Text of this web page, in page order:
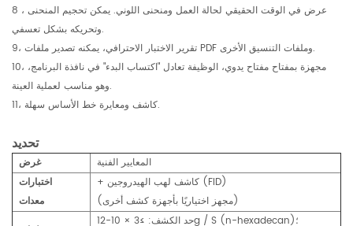
8 ، عرض في الوقت الحقيقي لحالة العمل ومنحنى اللوني. يمكن تحجيم المنحنى
وتحريكه بشكل تعسفي.
9، تقرير الاختبار الاحترافي، يمكنه تصدير ملفات PDF وملفات التنسيق الأخرى.
10، مجهزة بمفتاح مفتاح يدوي، الوظيفة تعادل "اكتساب البدء" في نافذة البرنامج،
وهو مناسب لعملية العينة.
11، كاشف ومعايرة خط الأساس سهلة.
تحديد
غرض
+ كاشف لهب الهيدروجين (FID)
(مجهز اختياريًا بأجهزة كشف أخرى)
حد الكشف: ≥3 × 10-12g / S (n-hexadecan)؛